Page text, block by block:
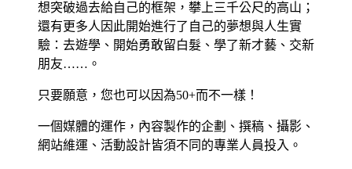
想突破過去給自己的框架，攀上三千公尺的高山；
還有更多人因此開始進行了自己的夢想與人生實
驗：去遊學、開始勇敢留白髮、學了新才藝、交新
朋友……。
只要願意，您也可以因為50+而不一樣！
一個媒體的運作，內容製作的企劃、撰稿、攝影、
網站維運、活動設計皆須不同的專業人員投入。